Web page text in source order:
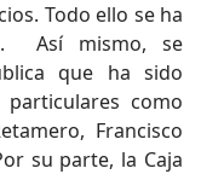
Todo ello se ha
Así mismo, se
que ha sido
como
Francisco
su parte, la Caja